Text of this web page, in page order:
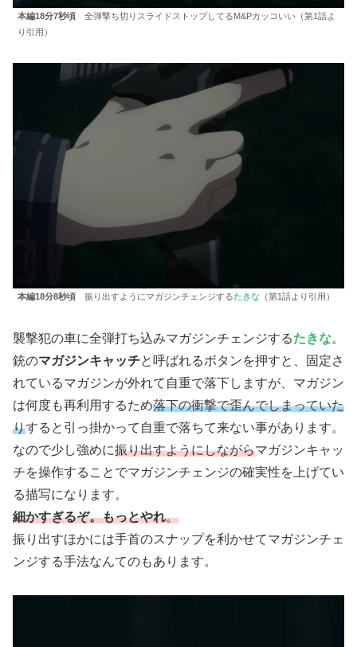
本編18分7秒頃 全弾撃ち切りスライドストップしてるM&Pカッコいい（第1話よ
り引用）
本編18分8秒頃 振り出すようにマガジンチェンジするたきな （第1話より引用）
襲撃犯の車に全弾打ち込みマガジンチェンジするたきな。
銃のマガジンキャッチと呼ばれるボタンを押すと、固定さ
れているマガジンが外れて自重で落下しますが、マガジン
は何度も再利用するため落下の衝撃で歪んでしまっていた
りすると引っ掛かって自重で落ちて来ない事があります。
なので少し強めに振り出すようにしながらマガジンキャッ
チを操作することでマガジンチェンジの確実性を上げてい
る描写になります。
細かすぎるぞ。もっとやれ。
振り出すほかには手首のスナップを利かせてマガジンチェ
ンジする手法なんてのもあります。